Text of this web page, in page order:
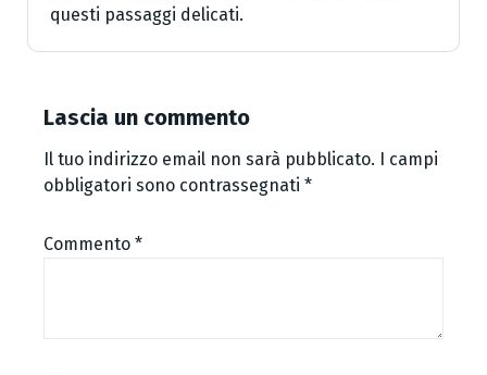
questi passaggi delicati.
Lascia un commento
Il tuo indirizzo email non sarà pubblicato. I campi
obbligatori sono contrassegnati *
Commento *